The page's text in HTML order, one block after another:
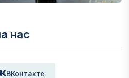
нас
ВКонтакте